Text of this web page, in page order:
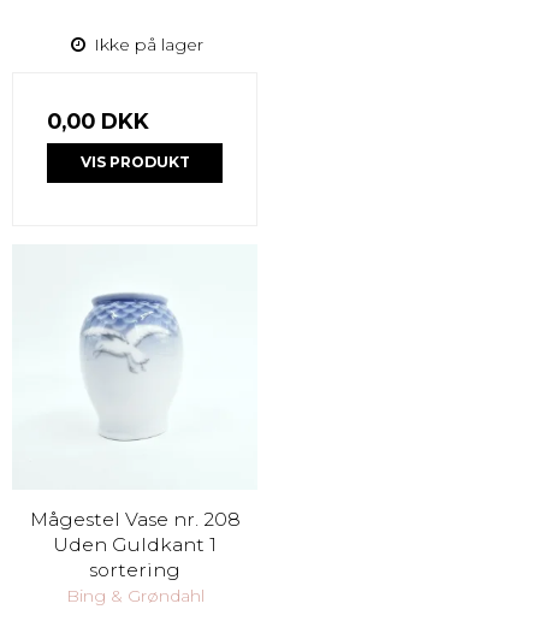
Ikke på lager
0,00 DKK
VIS PRODUKT
Mågestel Vase nr. 208
Uden Guldkant 1
sortering
Bing & Grøndahl